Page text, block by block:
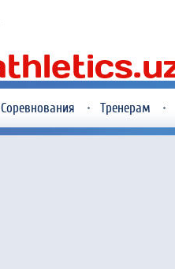
Соревнования Тренерам